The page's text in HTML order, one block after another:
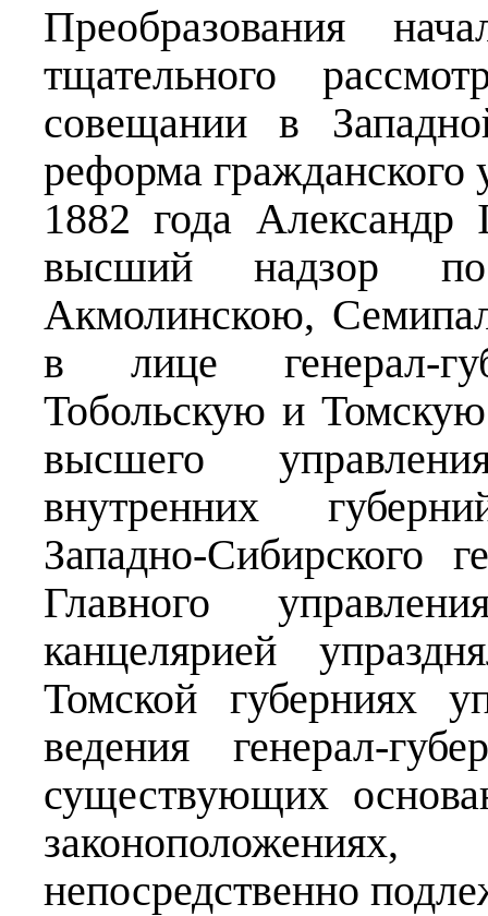
Преобразования
тщательного
совещании в
реформа гражданского
1882 года Александр
высший надзор по
Акмолинскою,
в лице генерал-
Тобольскую и
высшего
внутренних
Западно-Сибирского
Главного
канцелярией
Томской губерниях
ведения генерал-
существующих
непосредственно